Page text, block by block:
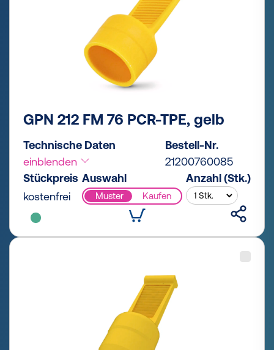
GPN 212 FM 76 PCR-TPE, gelb
Technische Daten
einblenden
Bestell-Nr.
21200760085
Stückpreis
kostenfrei
Auswahl
Muster Kaufen
Anzahl (Stk.)